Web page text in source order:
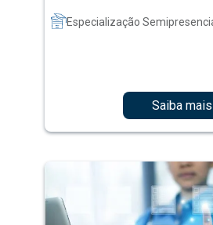
Especialização
Saiba mais